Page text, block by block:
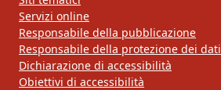
Servizi online
Responsabile della pubblicazione
Responsabile della protezione dei dati
Dichiarazione di accessibilità
Obiettivi di accessibilità